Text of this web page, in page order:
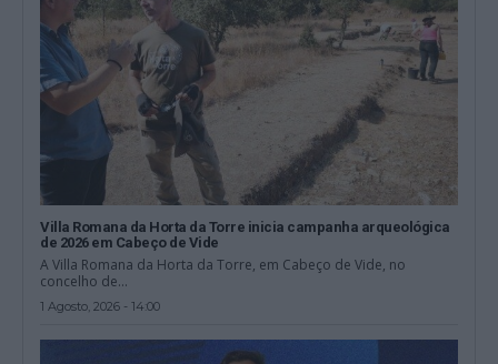
Villa Romana da Horta da Torre inicia campanha arqueológica
de 2026 em Cabeço de Vide
A Villa Romana da Horta da Torre, em Cabeço de Vide, no
concelho de...
1 Agosto, 2026 - 14:00